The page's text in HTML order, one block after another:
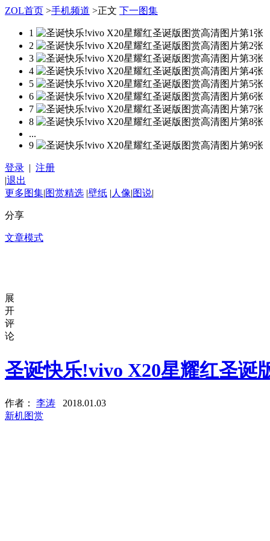
ZOL首页 >手机频道 >正文 下一图集
1
2
3
4
5
6
7
8
...
9
登录 | 注册
|退出
更多图集|图赏精选 |壁纸 | 人像|图说|
分享
文章模式
展
开
评
论
圣诞快乐!vivo X20星耀红圣诞
作者： 李涛
2018.01.03
新机图赏